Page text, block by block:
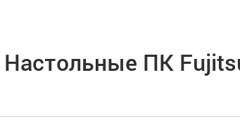
Настольные ПК